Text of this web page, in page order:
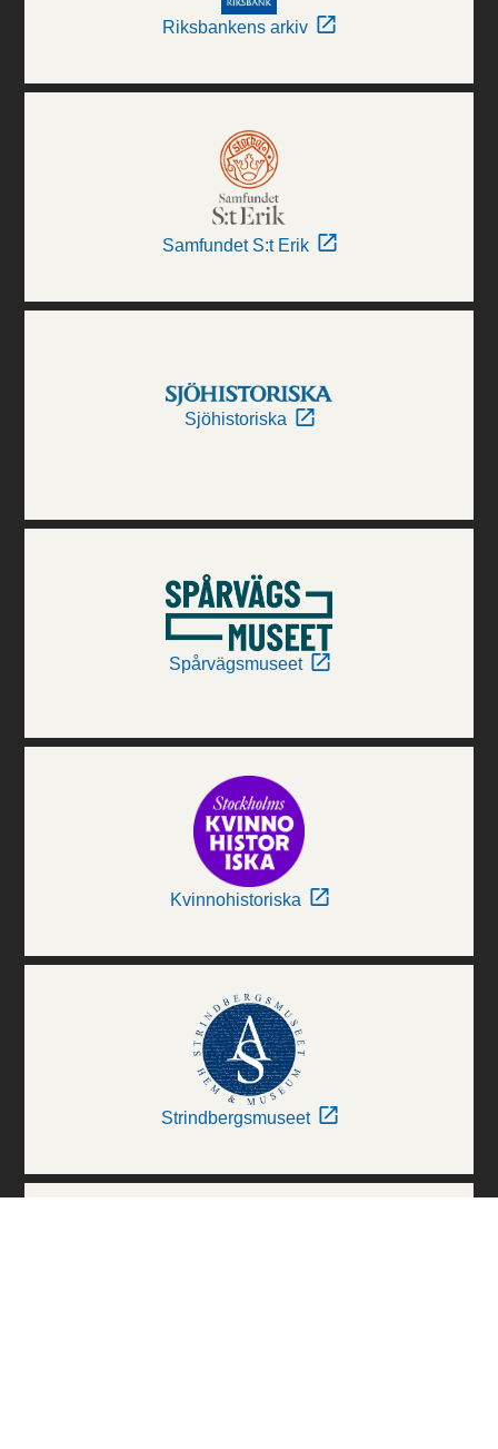
Riksbankens arkiv
Samfundet S:t Erik
Sjöhistoriska
Spårvägsmuseet
Kvinnohistoriska
Strindbergsmuseet